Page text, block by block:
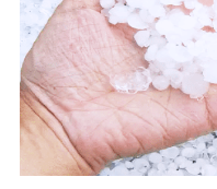
情報を取引のある他の保
るために利用させていた
上記に係る連絡・手続き
3.セミナー募集サイト
各種セミナーの案内、開
上記に係る連絡・手続き